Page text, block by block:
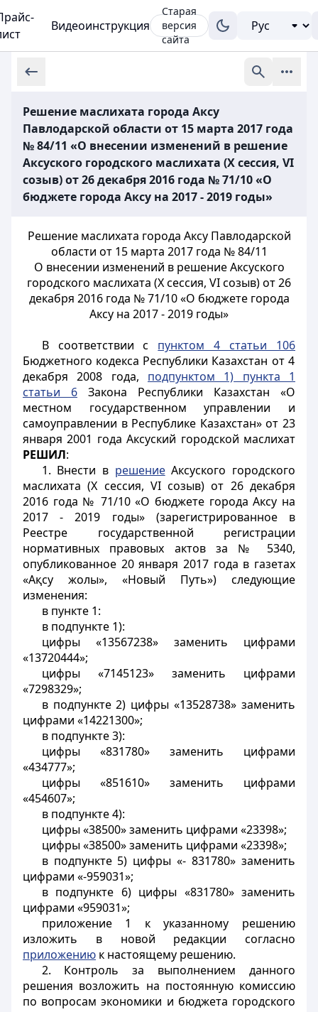
Видеоинструкция
Старая
версия
сайта
Решение маслихата города Аксу
Павлодарской области от 15 марта 2017 года
№ 84/11 «О внесении изменений в решение
Аксуского городского маслихата (X сессия, VI
созыв) от 26 декабря 2016 года № 71/10 «О
бюджете города Аксу на 2017 - 2019 годы»
Решение маслихата города Аксу Павлодарской
области от 15 марта 2017 года № 84/11
О внесении изменений в решение Аксуского
городского маслихата (X сессия, VI созыв) от 26
декабря 2016 года № 71/10 «О бюджете города
Аксу на 2017 - 2019 годы»
В соответствии с пунктом 4 статьи 106
Бюджетного кодекса Республики Казахстан от 4
декабря 2008 года, подпунктом 1) пункта 1
статьи 6 Закона Республики Казахстан «О
местном государственном управлении и
самоуправлении в Республике Казахстан» от 23
января 2001 года Аксуский городской маслихат
РЕШИЛ:
1. Внести в решениеАксуского городского
маслихата (X сессия, VI созыв) от 26 декабря
2016 года № 71/10 «О бюджете города Аксу на
2017 - 2019 годы» (зарегистрированное в
Реестре государственной регистрации
нормативных правовых актов за № 5340,
опубликованное 20 января 2017 года в газетах
«Ақсу жолы», «Новый Путь») следующие
изменения:
в пункте 1:
в подпункте 1):
цифры «13567238» заменить цифрами
«13720444»;
цифры «7145123» заменить цифрами
«7298329»;
в подпункте 2) цифры «13528738» заменить
цифрами «14221300»;
в подпункте 3):
цифры «831780» заменить цифрами
«434777»;
цифры «851610» заменить цифрами
«454607»;
в подпункте 4):
цифры «38500» заменить цифрами «23398»;
цифры «38500» заменить цифрами «23398»;
в подпункте 5) цифры «- 831780» заменить
цифрами «-959031»;
в подпункте 6) цифры «831780» заменить
цифрами «959031»;
приложение 1 к указанному решению
изложить в новой редакции согласно
приложению к настоящему решению.
2. Контроль за выполнением данного
решения возложить на постоянную комиссию
по вопросам экономики и бюджета городского